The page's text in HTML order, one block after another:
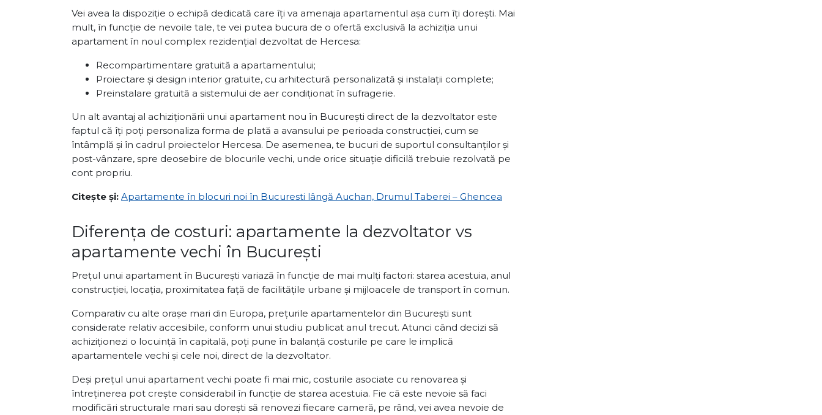
Vei avea la dispoziție o echipă dedicată care îți va amenaja apartamentul așa cum îți dorești. Mai
mult, în funcție de nevoile tale, te vei putea bucura de o ofertă exclusivă la achiziția unui
apartament în noul complex rezidențial dezvoltat de Hercesa:
Recompartimentare gratuită a apartamentului;
Proiectare și design interior gratuite, cu arhitectură personalizată și instalații complete;
Preinstalare gratuită a sistemului de aer condiționat în sufragerie.
Un alt avantaj al achiziționării unui apartament nou în București direct de la dezvoltator este
faptul că îți poți personaliza forma de plată a avansului pe perioada construcției, cum se
întâmplă și în cadrul proiectelor Hercesa. De asemenea, te bucuri de suportul consultanților și
post-vânzare, spre deosebire de blocurile vechi, unde orice situație dificilă trebuie rezolvată pe
cont propriu.
Citește și: Apartamente în blocuri noi în Bucuresti lângă Auchan, Drumul Taberei – Ghencea
Diferența de costuri: apartamente la dezvoltator vs
apartamente vechi în București
Prețul unui apartament în București variază în funcție de mai mulți factori: starea acestuia, anul
construcției, locația, proximitatea față de facilitățile urbane și mijloacele de transport în comun.
Comparativ cu alte orașe mari din Europa, prețurile apartamentelor din București sunt
considerate relativ accesibile, conform unui studiu publicat anul trecut. Atunci când decizi să
achiziționezi o locuință în capitală, poți pune în balanță costurile pe care le implică
apartamentele vechi și cele noi, direct de la dezvoltator.
Deși prețul unui apartament vechi poate fi mai mic, costurile asociate cu renovarea și
întreținerea pot crește considerabil în funcție de starea acestuia. Fie că este nevoie să faci
modificări structurale mari sau dorești să renovezi fiecare cameră, pe rând, vei avea nevoie de